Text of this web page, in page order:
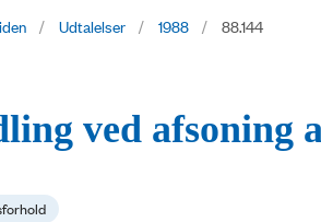
Udtalelser 1988 88.144
ved afsoning